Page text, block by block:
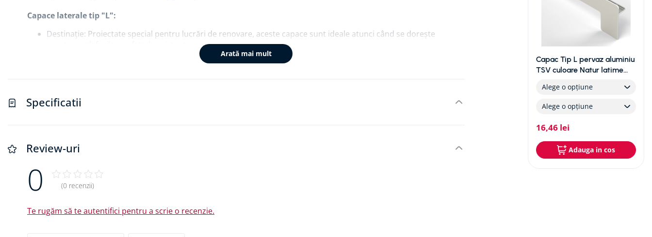
Capace laterale tip "L":
Destinație: Proiectate special pentru lucrări de renovare, aceste capace sunt ideale atunci când se dorește
Design: Cu un rebord de 40 mm, capacele tip "L" se fixează prin clipsare, oferind o îmbinare sigură și estetică între
Capacele sunt disponibile într-o gamă variată de culori, permițând personalizarea în funcție de designul fațadei și
Arată mai mult
Specificatii
Review-uri
0 (0 recenzii)
Te rugăm să te autentifici pentru a scrie o recenzie.
Capac Tip L pervaz aluminiu
TSV culoare Natur latime
Alege o opțiune
Alege o opțiune
16,46 lei
Adauga in cos